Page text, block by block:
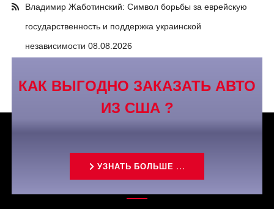
Владимир Жаботинский: Символ борьбы за еврейскую
государственность и поддержка украинской
независимости 08.08.2026
КАК ВЫГОДНО ЗАКАЗАТЬ АВТО
ИЗ США ?
УЗНАТЬ БОЛЬШЕ ...
Связаться с нами